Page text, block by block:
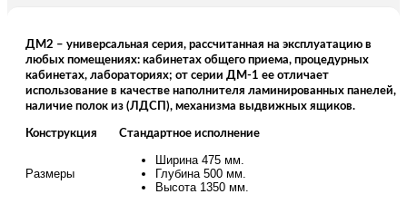
ДМ2 – универсальная серия, рассчитанная на эксплуатацию в
любых помещениях: кабинетах общего приема, процедурных
кабинетах, лабораториях; от серии ДМ-1 ее отличает
использование в качестве наполнителя ламинированных панелей,
наличие полок из (ЛДСП), механизма выдвижных ящиков.
Конструкция Стандартное исполнение
Размеры
Ширина 475 мм.
Глубина 500 мм.
Высота 1350 мм.